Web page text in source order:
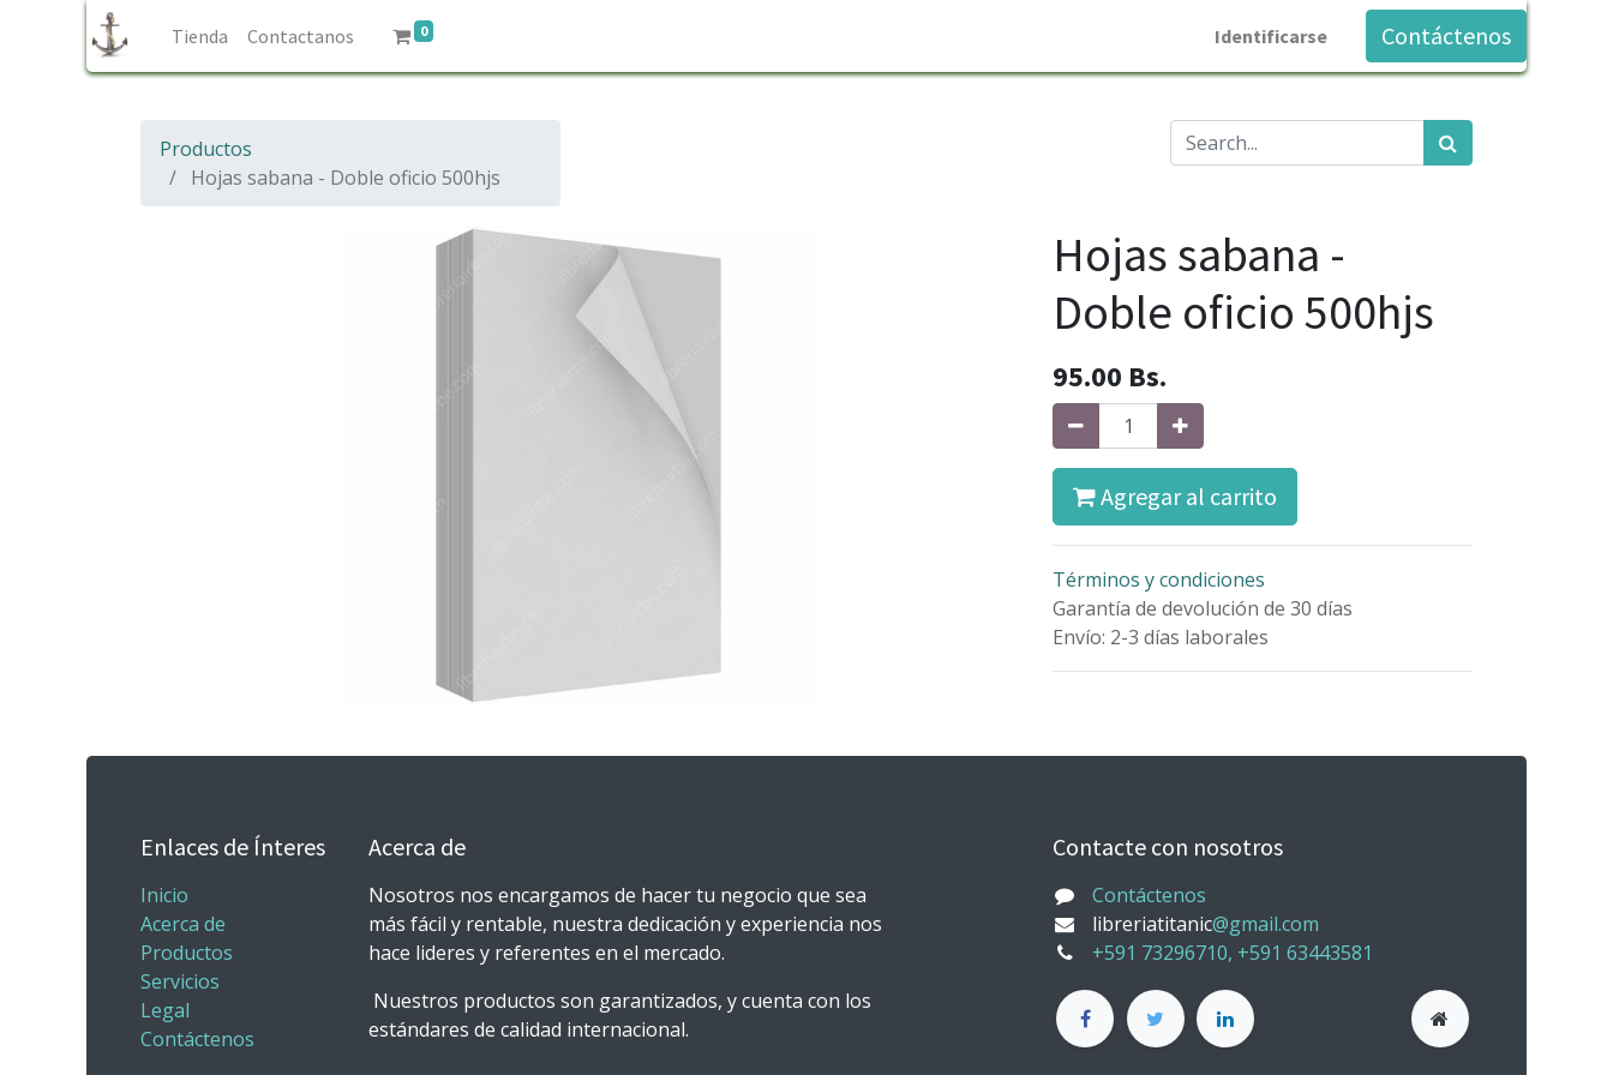
Tienda Contactanos 0 Identificarse Contáctenos
Productos
Hojas sabana - Doble oficio 500hjs
Hojas sabana -
Doble oficio 500hjs
95.00 Bs.
Agregar al carrito
Términos y condiciones
Garantía de devolución de 30 días
Envío: 2-3 días laborales
Enlaces de Ínteres
Inicio
Acerca de
Productos
Servicios
Legal
Contáctenos
Acerca de
Nosotros nos encargamos de hacer tu negocio que sea
más fácil y rentable, nuestra dedicación y experiencia nos
hace lideres y referentes en el mercado.
Nuestros productos son garantizados, y cuenta con los
estándares de calidad internacional.
Contacte con nosotros
Contáctenos
libreriatitanic@gmail.com
+591 73296710, +591 63443581